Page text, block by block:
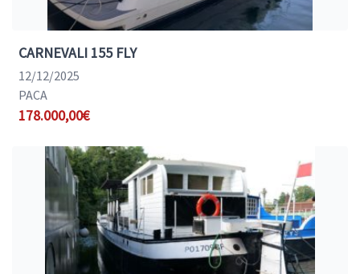
CARNEVALI 155 FLY
12/12/2025
PACA
178.000,00€